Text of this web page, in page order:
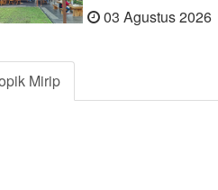
03 Agustus 2026
Mirip